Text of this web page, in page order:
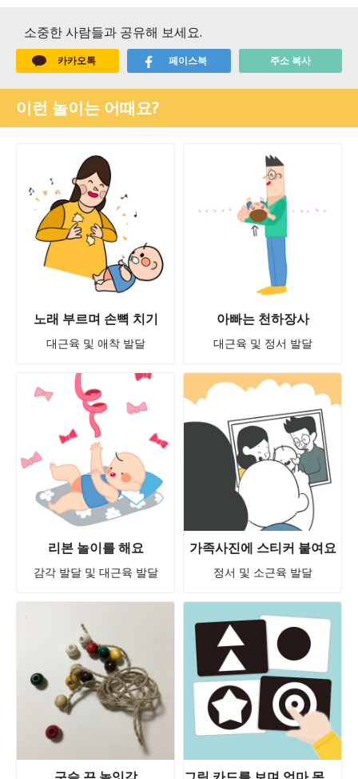
소중한 사람들과 공유해 보세요.
카카오톡 페이스북 주소 복사
이런 놀이는 어때요?
노래 부르며 손뼉 치기
대근육 및 애착 발달
아빠는 천하장사
대근육 및 정서 발달
리본 놀이를 해요
감각 발달 및 대근육 발달
가족사진에 스티커 붙여요
정서 및 소근육 발달